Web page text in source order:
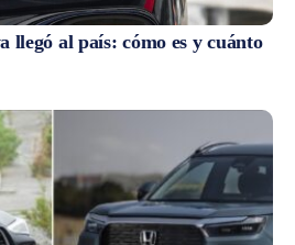
llegó al país: cómo es y cuánto